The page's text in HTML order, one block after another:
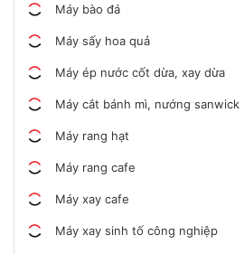
Máy bào đá
Máy sấy hoa quả
Máy ép nước cốt dừa, xay dừa
Máy cắt bánh mì, nướng sanwick
Máy rang hạt
Máy rang cafe
Máy xay cafe
Máy xay sinh tố công nghiệp